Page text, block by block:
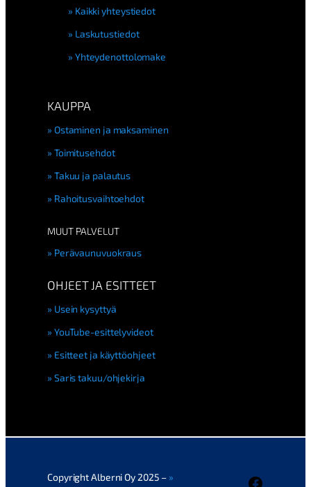
Kaikki yhteystiedot
Laskutustiedot
Yhteydenottolomake
KAUPPA
Ostaminen ja maksaminen
Toimitusehdot
Takuu ja palautus
Rahoitusvaihtoehdot
MUUT PALVELUT
Perävaunuvuokraus
OHJEET JA ESITTEET
Usein kysyttyä
YouTube-esittelyvideot
Esitteet ja käyttöohjeet
Saris takuu/ohjekirja
Copyright Alberni Oy 2025 –